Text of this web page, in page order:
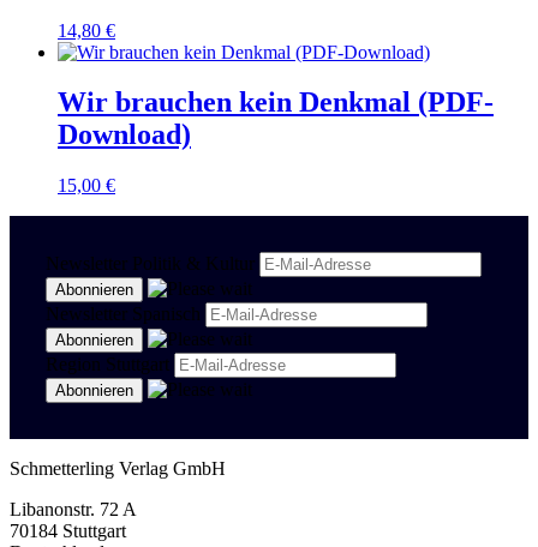
14,80 €
Wir brauchen kein Denkmal (PDF-
Download)
15,00 €
Newsletter Politik & Kultur
Newsletter Spanisch
Region Stuttgart
Schmetterling Verlag GmbH
Libanonstr. 72 A
70184 Stuttgart